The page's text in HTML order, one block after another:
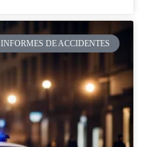
INFORMES DE ACCIDENTES